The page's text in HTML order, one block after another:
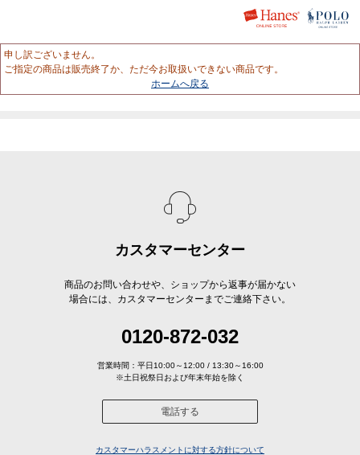
申し訳ございません。
ご指定の商品は販売終了か、ただ今お取扱いできない商品です。
ホームへ戻る
カスタマーセンター
商品のお問い合わせや、ショップから返事が届かない
場合には、カスタマーセンターまでご連絡下さい。
0120-872-032
営業時間：平日10:00～12:00 / 13:30～16:00
※土日祝祭日および年末年始を除く
電話する
カスタマーハラスメントに対する方針について